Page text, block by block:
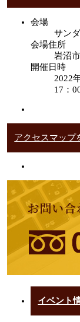
会場
サン
会場住所
岩沼
開催日時
2022
17：
アクセスマップ
イベント